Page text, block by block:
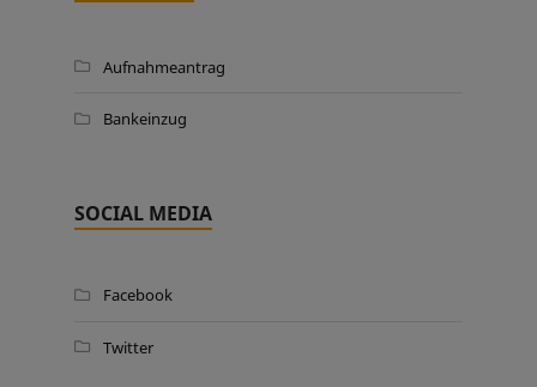
Aufnahmeantrag
Bankeinzug
SOCIAL MEDIA
Facebook
Twitter